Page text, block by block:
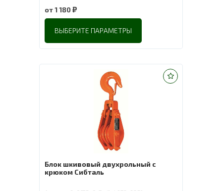
от1 180₽
ВЫБЕРИТЕ ПАРАМЕТРЫ
Блок шкивовый двухрольный с
крюком Сибталь